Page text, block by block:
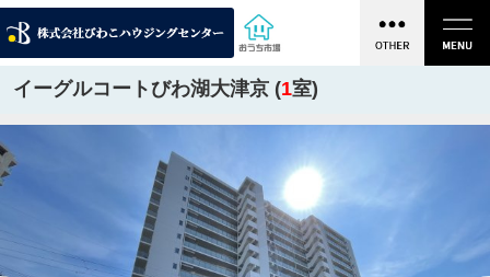
イーグルコートびわ湖大津京 (1室)